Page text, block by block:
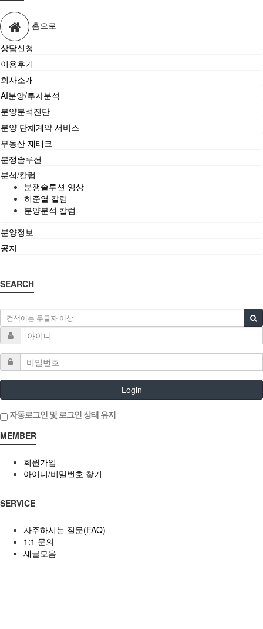
홈으로
상담신청
이용후기
회사소개
AI분양/투자분석
분양분석진단
분양 단체계약 서비스
부동산 재태크
분쟁솔루션
분석/칼럼
분쟁솔루션 영상
허준열 칼럼
분양분석 칼럼
분양정보
공지
SEARCH
Login
자동로그인 및 로그인 상태 유지
MEMBER
회원가입
아이디/비밀번호 찾기
SERVICE
자주하시는 질문(FAQ)
1:1 문의
새글모음